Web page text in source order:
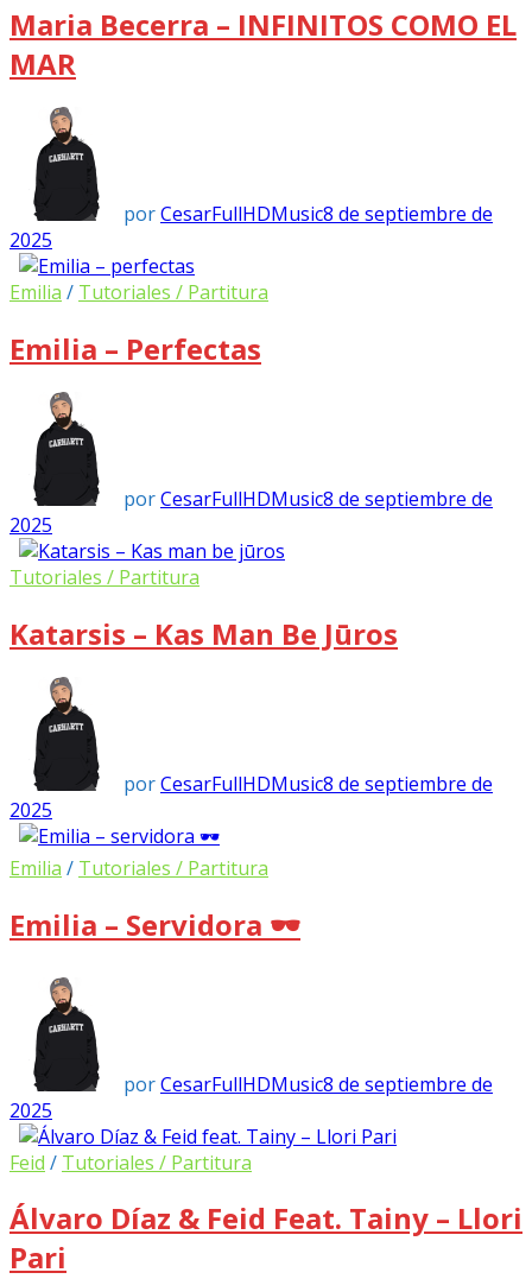
Maria Becerra – INFINITOS COMO EL
MAR
porCesarFullHDMusic8 de septiembre de
2025
Emilia / Tutoriales / Partitura
Emilia – Perfectas
porCesarFullHDMusic8 de septiembre de
2025
Tutoriales / Partitura
Katarsis – Kas Man Be Jūros
porCesarFullHDMusic8 de septiembre de
2025
Emilia / Tutoriales / Partitura
Emilia – Servidora 🕶️
porCesarFullHDMusic8 de septiembre de
2025
Feid / Tutoriales / Partitura
Álvaro Díaz & Feid Feat. Tainy – Llori
Pari